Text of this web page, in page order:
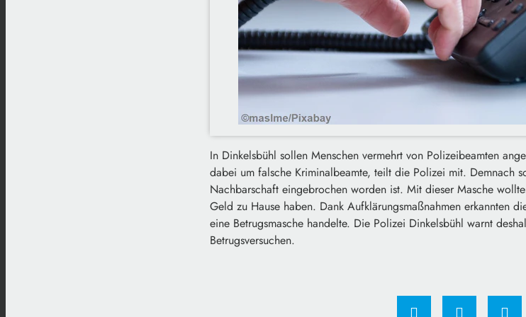
In Dinkelsbühl sollen Menschen vermehrt von Polizeibeamten
dabei um falsche Kriminalbeamte, teilt die Polizei mit. Demnach
Nachbarschaft eingebrochen worden ist. Mit dieser Masche
Geld zu Hause haben. Dank Aufklärungsmaßnahmen erkannten
eine Betrugsmasche handelte. Die Polizei Dinkelsbühl warnt
Betrugsversuchen.